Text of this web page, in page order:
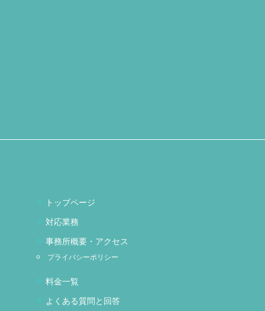
トップページ
対応業務
事務所概要・アクセス
プライバシーポリシー
料金一覧
よくある質問と回答